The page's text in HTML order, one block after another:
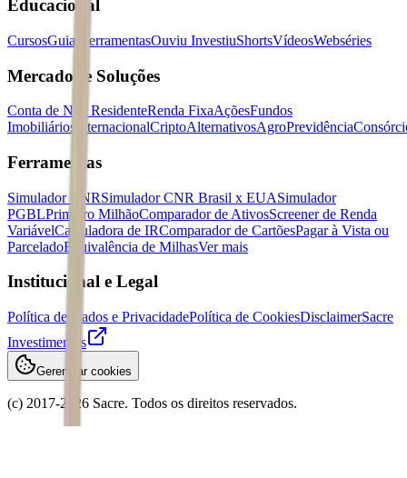
Educacional
CursosGuias FerramentasOuviu InvestiuShortsVídeosWebséries
Mercados e Soluções
Conta de Não ResidenteRenda FixaAçõesFundos
Imobiliários
InternacionalCriptoAlternativosAgroPrevidência
Ferramentas
Simulador CNRSimulador CNR Brasil x EUASimulador
PGBLPrimeiro MilhãoComparador de AtivosScreener de Renda
VariávelCalculadora de IRComparador de CartõesPagar à Vista ou
ParceladoEquivalência de MilhasVer mais
Institucional e Legal
Política de Dados e PrivacidadePolítica de CookiesDisclaimerSacre
Investimentos
Gerenciar cookies
(c) 2017-2026 Sacre. Todos os direitos reservados.